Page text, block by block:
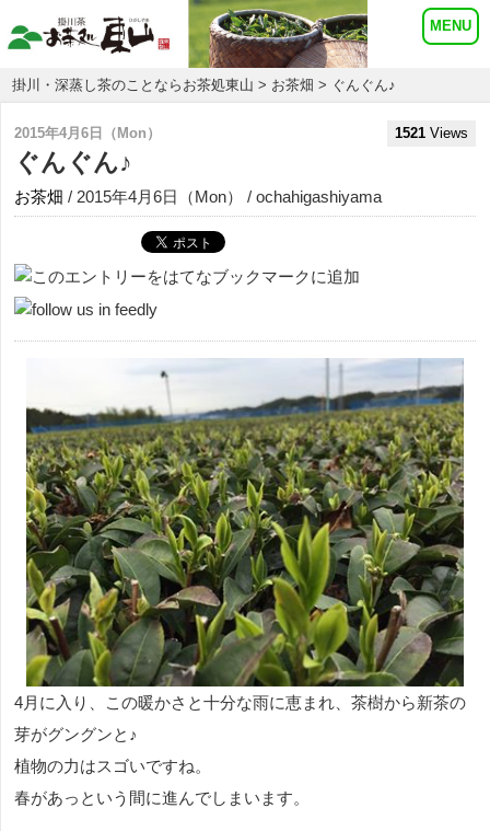
掛川・深蒸し茶のことならお茶処東山 > お茶畑 > ぐんぐん♪
2015年4月6日（Mon） 1521 Views
ぐんぐん♪
お茶畑 / 2015年4月6日（Mon） / ochahigashiyama
4月に入り、この暖かさと十分な雨に恵まれ、茶樹から新茶の
芽がグングンと♪
植物の力はスゴいですね。
春があっという間に進んでしまいます。